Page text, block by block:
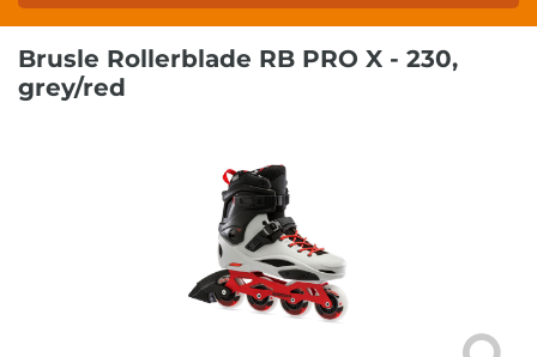
Brusle Rollerblade RB PRO X - 230,
grey/red